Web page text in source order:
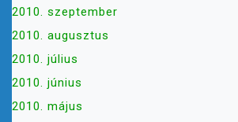
2010. szeptember
2010. augusztus
2010. július
2010. június
2010. május